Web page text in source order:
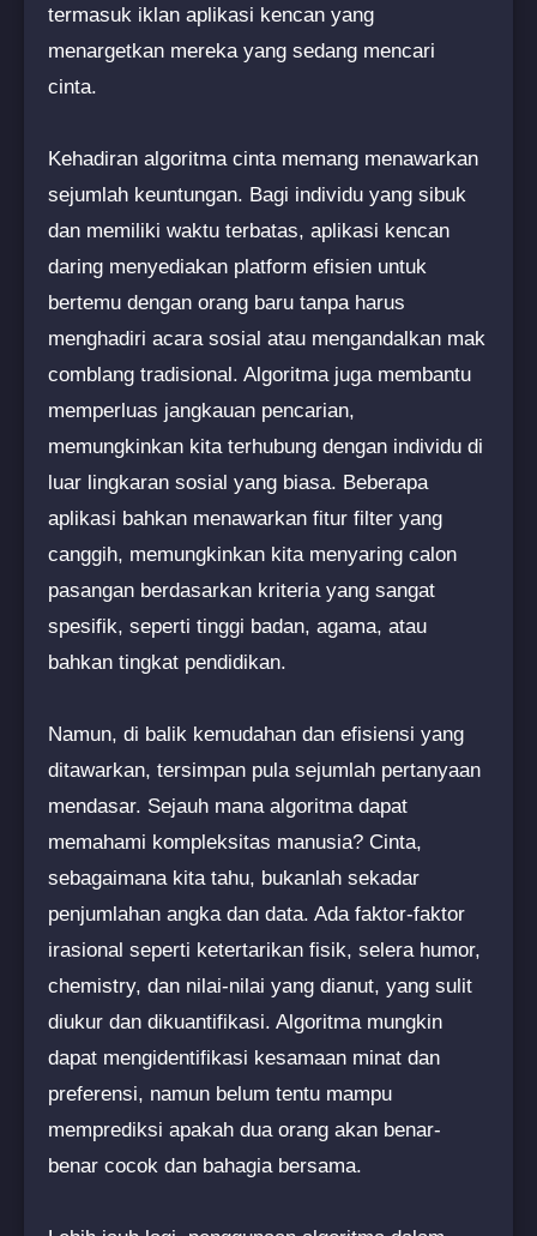
termasuk iklan aplikasi kencan yang
menargetkan mereka yang sedang mencari
cinta.
Kehadiran algoritma cinta memang menawarkan
sejumlah keuntungan. Bagi individu yang sibuk
dan memiliki waktu terbatas, aplikasi kencan
daring menyediakan platform efisien untuk
bertemu dengan orang baru tanpa harus
menghadiri acara sosial atau mengandalkan mak
comblang tradisional. Algoritma juga membantu
memperluas jangkauan pencarian,
memungkinkan kita terhubung dengan individu di
luar lingkaran sosial yang biasa. Beberapa
aplikasi bahkan menawarkan fitur filter yang
canggih, memungkinkan kita menyaring calon
pasangan berdasarkan kriteria yang sangat
spesifik, seperti tinggi badan, agama, atau
bahkan tingkat pendidikan.
Namun, di balik kemudahan dan efisiensi yang
ditawarkan, tersimpan pula sejumlah pertanyaan
mendasar. Sejauh mana algoritma dapat
memahami kompleksitas manusia? Cinta,
sebagaimana kita tahu, bukanlah sekadar
penjumlahan angka dan data. Ada faktor-faktor
irasional seperti ketertarikan fisik, selera humor,
chemistry, dan nilai-nilai yang dianut, yang sulit
diukur dan dikuantifikasi. Algoritma mungkin
dapat mengidentifikasi kesamaan minat dan
preferensi, namun belum tentu mampu
memprediksi apakah dua orang akan benar-
benar cocok dan bahagia bersama.